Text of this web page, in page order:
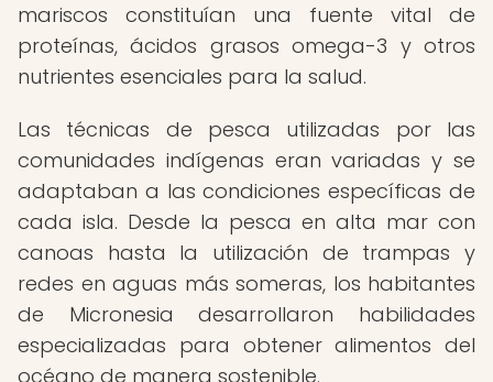
mariscos constituían una fuente vital de
proteínas, ácidos grasos omega-3 y otros
nutrientes esenciales para la salud.
Las técnicas de pesca utilizadas por las
comunidades indígenas eran variadas y se
adaptaban a las condiciones específicas de
cada isla. Desde la pesca en alta mar con
canoas hasta la utilización de trampas y
redes en aguas más someras, los habitantes
de Micronesia desarrollaron habilidades
especializadas para obtener alimentos del
océano de manera sostenible.